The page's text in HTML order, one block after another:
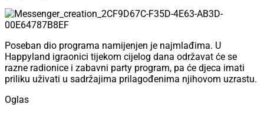
Poseban dio programa namijenjen je najmlađima. U
Happyland igraonici tijekom cijelog dana održavat će se
razne radionice i zabavni party program, pa će djeca imati
priliku uživati u sadržajima prilagođenima njihovom uzrastu.
Oglas